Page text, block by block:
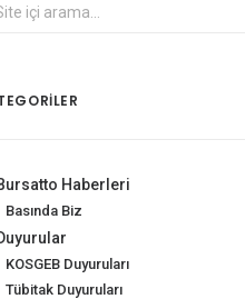
Haberleri
Basında Biz
KOSGEB Duyuruları
Tübitak Duyuruları